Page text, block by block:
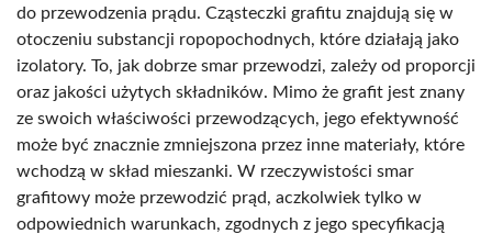
do przewodzenia prądu. Cząsteczki grafitu znajdują się w
otoczeniu substancji ropopochodnych, które działają jako
izolatory. To, jak dobrze smar przewodzi, zależy od proporcji
oraz jakości użytych składników. Mimo że grafit jest znany
ze swoich właściwości przewodzących, jego efektywność
może być znacznie zmniejszona przez inne materiały, które
wchodzą w skład mieszanki. W rzeczywistości smar
grafitowy może przewodzić prąd, aczkolwiek tylko w
odpowiednich warunkach, zgodnych z jego specyfikacją